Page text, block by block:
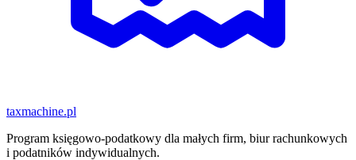
taxmachine.pl
Program księgowo-podatkowy dla małych firm, biur rachunkowych
i podatników indywidualnych.